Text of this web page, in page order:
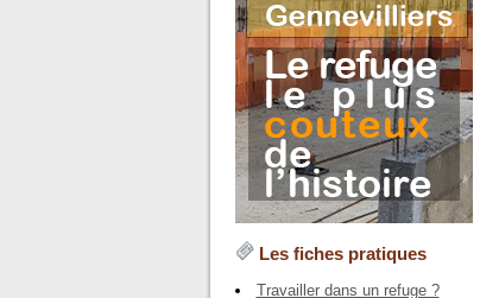
Les fiches pratiques
Travailler dans un refuge ?